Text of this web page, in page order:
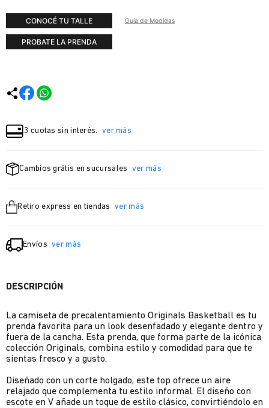
CONOCÉ TU TALLE Guía de Medidas
PROBATE LA PRENDA
3 cuotas sin interés. ver más
Cambios grátis en sucursales ver más
Retiro express en tiendas ver más
Envíos ver más
DESCRIPCIÓN
La camiseta de precalentamiento Originals Basketball es tu
prenda favorita para un look desenfadado y elegante dentro y
fuera de la cancha. Esta prenda, que forma parte de la icónica
colección Originals, combina estilo y comodidad para que te
sientas fresco y a gusto.
Diseñado con un corte holgado, este top ofrece un aire
relajado que complementa tu estilo informal. El diseño con
escote en V añade un toque de estilo clásico, convirtiéndolo en